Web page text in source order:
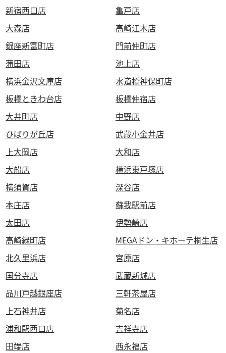
新宿西口店
亀戸店
大森店
高崎江木店
銀座新富町店
門前仲町店
蒲田店
池上店
横浜金沢文庫店
水道橋神保町店
板橋ときわ台店
板橋仲宿店
大井町店
中野店
ひばりが丘店
武蔵小金井店
上大岡店
大和店
大船店
横浜東戸塚店
横須賀店
深谷店
本庄店
蘇我駅前店
太田店
伊勢崎店
高崎緑町店
MEGAドン・キホーテ桐生店
北久里浜店
宮原店
国分寺店
武蔵新城店
品川戸越銀座店
三軒茶屋店
上石神井店
菊名店
浦和駅西口店
吉祥寺店
田端店
西永福店